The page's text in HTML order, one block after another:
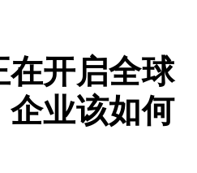
在开启全球
业该如何